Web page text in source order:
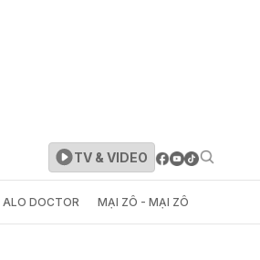
TV & VIDEO
ALO DOCTOR MẠI ZÔ - MẠI ZÔ